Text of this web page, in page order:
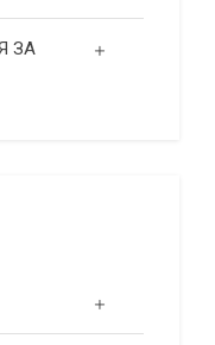
ЗА